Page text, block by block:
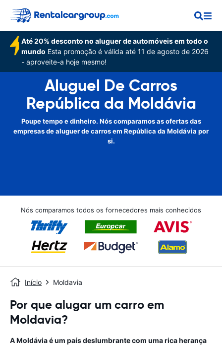
Até 20% desconto no aluguer de automóveis em todo o
mundo Esta promoção é válida até 11 de agosto de 2026
- aproveite-a hoje mesmo!
Aluguel De Carros
República da Moldávia
Poupe tempo e dinheiro. Nós comparamos as ofertas das
empresas de aluguer de carros em República da Moldávia por
si.
Nós comparamos todos os fornecedores mais conhecidos
Início Moldavia
Por que alugar um carro em
Moldavia?
A Moldávia é um país deslumbrante com uma rica herança